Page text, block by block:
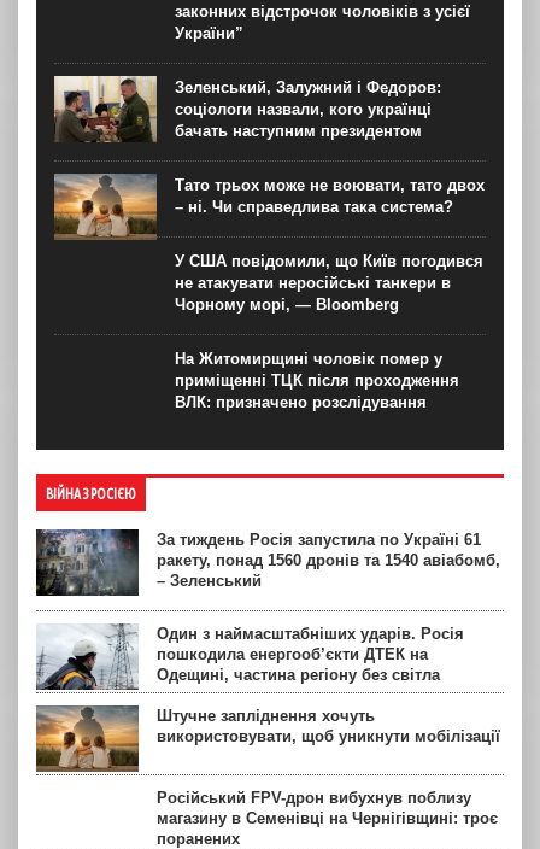
законних відстрочок чоловіків з усієї
України”
Зеленський, Залужний і Федоров:
соціологи назвали, кого українці
бачать наступним президентом
Тато трьох може не воювати, тато двох
– ні. Чи справедлива така система?
У США повідомили, що Київ погодився
не атакувати неросійські танкери в
Чорному морі, — Bloomberg
На Житомирщині чоловік помер у
приміщенні ТЦК після проходження
ВЛК: призначено розслідування
ВІЙНА З РОСІЄЮ
За тиждень Росія запустила по Україні 61
ракету, понад 1560 дронів та 1540 авіабомб,
– Зеленський
Один з наймасштабніших ударів. Росія
пошкодила енергооб’єкти ДТЕК на
Одещині, частина регіону без світла
Штучне запліднення хочуть
використовувати, щоб уникнути мобілізації
Російський FPV-дрон вибухнув поблизу
магазину в Семенівці на Чернігівщині: троє
поранених